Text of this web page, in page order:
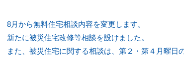
8月から無料住宅相談内容を変更します。
新たに被災住宅改修等相談を設けました。
また、被災住宅に関する相談は、第２・第４月曜日